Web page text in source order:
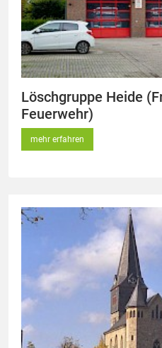
Löschgruppe Heide
Feuerwehr)
mehr erfahren